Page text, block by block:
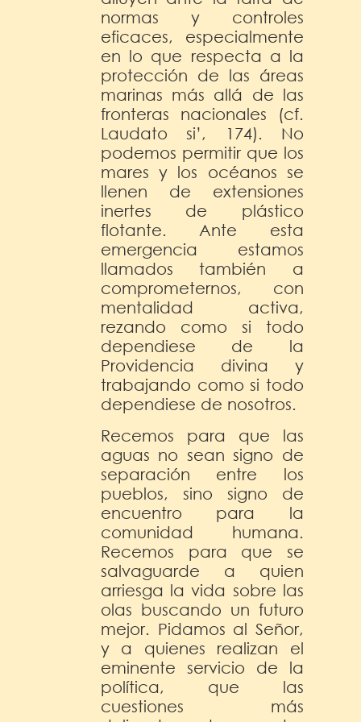
normas y controles
eficaces, especialmente
en lo que respecta a la
protección de las áreas
marinas más allá de las
fronteras nacionales (cf.
Laudato si’, 174). No
podemos permitir que los
mares y los océanos se
llenen de extensiones
inertes de plástico
flotante. Ante esta
emergencia estamos
llamados también a
comprometernos, con
mentalidad activa,
rezando como si todo
dependiese de la
Providencia divina y
trabajando como si todo
dependiese de nosotros.
Recemos para que las
aguas no sean signo de
separación entre los
pueblos, sino signo de
encuentro para la
comunidad humana.
Recemos para que se
salvaguarde a quien
arriesga la vida sobre las
olas buscando un futuro
mejor. Pidamos al Señor,
y a quienes realizan el
eminente servicio de la
política, que las
cuestiones más